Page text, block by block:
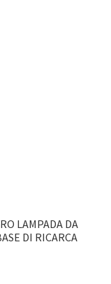
LAMPADA DA
DI RICARCA